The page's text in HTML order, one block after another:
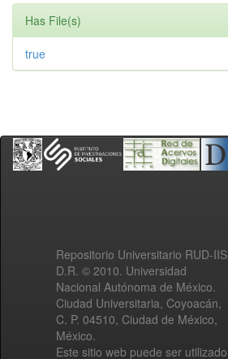
Has File(s)
true
Repositorio Universitario RUD-IIS
D.R. © 2010. Universidad
Nacional Autónoma de México.
Ciudad Universitaria, Coyoacán,
C. P. 04510, Ciudad de México,
México.
Este sitio web puede ser utilizado